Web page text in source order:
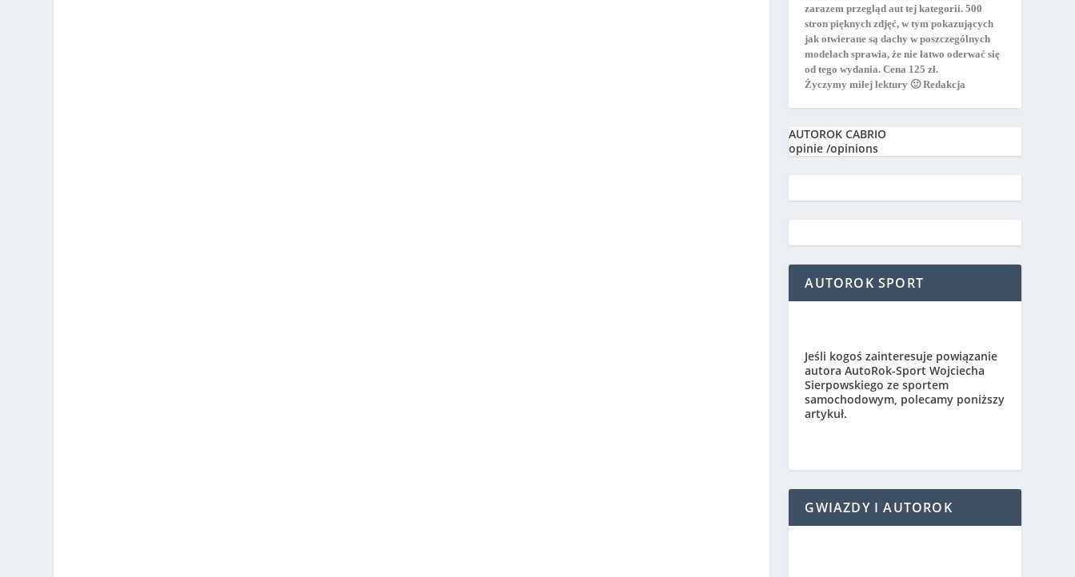
zarazem przegląd aut tej kategorii. 500
stron pięknych zdjęć, w tym pokazujących
jak otwierane są dachy w poszczególnych
modelach sprawia, że nie łatwo oderwać się
od tego wydania. Cena 125 zł.
Życzymy miłej lektury 🙂 Redakcja
AUTOROK CABRIO
opinie /opinions
AUTOROK SPORT
Jeśli kogoś zainteresuje powiązanie
autora AutoRok-Sport Wojciecha
Sierpowskiego ze sportem
samochodowym, polecamy poniższy
artykuł.
GWIAZDY I AUTOROK